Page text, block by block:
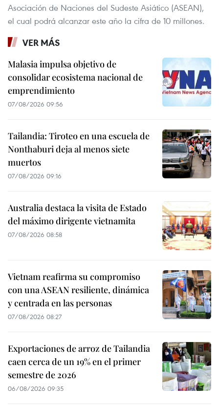
Asociación de Naciones del Sudeste Asiático (ASEAN),
el cual podrá alcanzar este año la cifra de 10 millones.
VER MÁS
Malasia impulsa objetivo de
consolidar ecosistema nacional de
emprendimiento
07/08/2026 09:56
Tailandia: Tiroteo en una escuela de
Nonthaburi deja al menos siete
muertos
07/08/2026 09:16
Australia destaca la visita de Estado
del máximo dirigente vietnamita
07/08/2026 08:58
Vietnam reafirma su compromiso
con una ASEAN resiliente, dinámica
y centrada en las personas
07/08/2026 08:27
Exportaciones de arroz de Tailandia
caen cerca de un 19% en el primer
semestre de 2026
06/08/2026 09:35